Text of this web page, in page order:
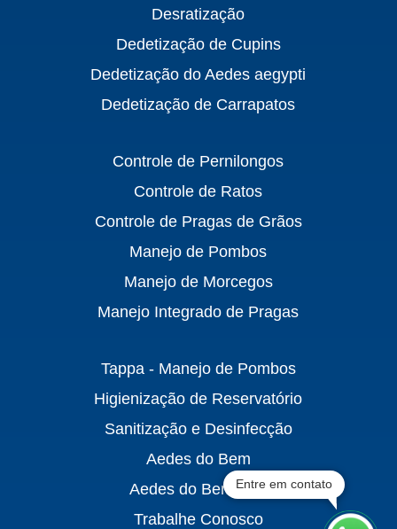
Desratização
Dedetização de Cupins
Dedetização do Aedes aegypti
Dedetização de Carrapatos
Controle de Pernilongos
Controle de Ratos
Controle de Pragas de Grãos
Manejo de Pombos
Manejo de Morcegos
Manejo Integrado de Pragas
Tappa - Manejo de Pombos
Higienização de Reservatório
Sanitização e Desinfecção
Aedes do Bem
Aedes do Bem Mini
Trabalhe Conosco
Entre em contato